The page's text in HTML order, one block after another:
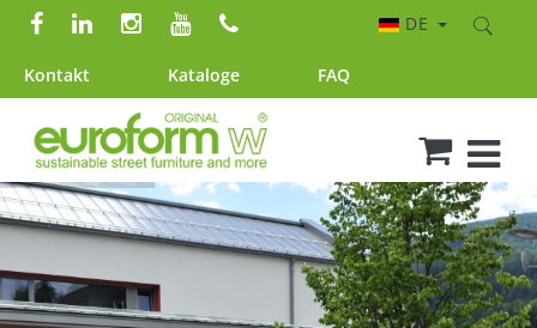
Kontakt Kataloge FAQ
DE